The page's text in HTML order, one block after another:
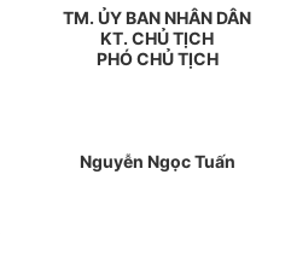
TM. ỦY BAN NHÂN DÂN
KT. CHỦ TỊCH
PHÓ CHỦ TỊCH
Nguyễn Ngọc Tuấn